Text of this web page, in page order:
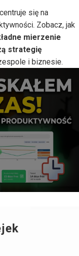
się na
Zobacz, jak
mierzenie
strategię
i biznesie.